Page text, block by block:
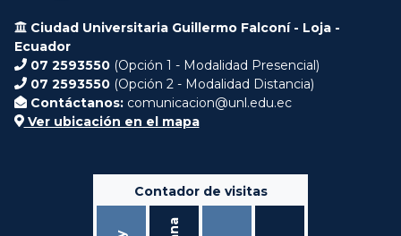
Ciudad Universitaria Guillermo Falconí - Loja -
Ecuador
07 2593550 (Opción 1 - Modalidad Presencial)
07 2593550 (Opción 2 - Modalidad Distancia)
Contáctanos: comunicacion@unl.edu.ec
Ver ubicación en el mapa
Contador de visitas